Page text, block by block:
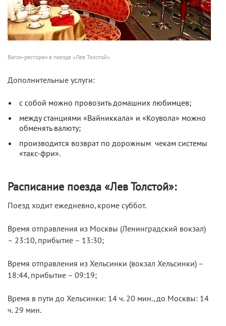
Вагон-ресторан в поезде «Лев Толстой»
Дополнительные услуги:
с собой можно провозить домашних любимцев;
между станциями «Вайниккала» и «Коувола» можно
обменять валюту;
производится возврат по дорожным чекам системы
«такс-фри».
Расписание поезда «Лев Толстой»:
Поезд ходит ежедневно, кроме суббот.
Время отправления из Москвы (Ленинградский вокзал)
– 23:10, прибытие – 13:30;
Время отправления из Хельсинки (вокзал Хельсинки) –
18:44, прибытие – 09:19;
Время в пути до Хельсинки: 14 ч. 20 мин., до Москвы: 14
ч. 29 мин.